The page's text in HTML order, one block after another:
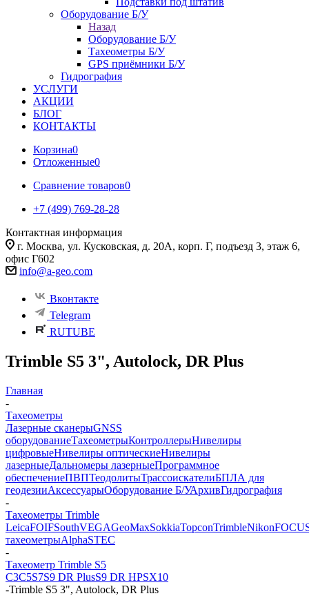
Оборудование Б/У
Назад
Оборудование Б/У
Тахеометры Б/У
GPS приёмники Б/У
Гидрография
УСЛУГИ
АКЦИИ
БЛОГ
КОНТАКТЫ
Корзина0
Отложенные0
Сравнение товаров0
+7 (499) 769-28-28
Контактная информация
г. Москва, ул. Кусковская, д. 20А, корп. Г, подъезд 3, этаж 6,
офис Г602
info@a-geo.com
Вконтакте
Telegram
RUTUBE
Trimble S5 3", Autolock, DR Plus
Главная
-
Тахеометры
Лазерные сканерыGNSS
оборудованиеТахеометрыКонтроллерыНивелиры
цифровыеНивелиры оптическиеНивелиры
лазерныеДальномеры лазерныеПрограммное
обеспечениеПВПТеодолитыТрассоискателиБПЛА для
геодезииАксессуарыОборудование Б/УАрхивГидрография
-
Тахеометры Trimble
LeicaFOIFSouthVEGAGeoMaxSokkiaTopconTrimbleNikon
тахеометрыAlphaSTEC
-
Тахеометр Trimble S5
C3C5S7S9 DR PlusS9 DR HPSX10
-Trimble S5 3", Autolock, DR Plus